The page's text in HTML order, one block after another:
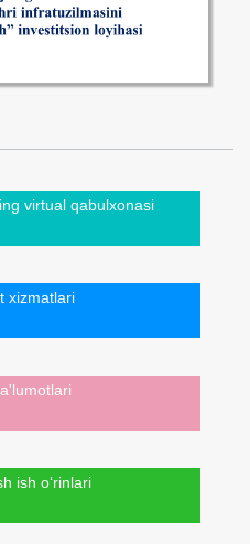
virtual qabulxonasi
xizmatlari
ish o‘rinlari